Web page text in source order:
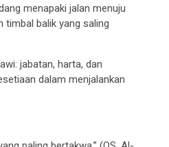
menapaki jalan menuju
timbal balik yang saling
jabatan, harta, dan
dalam menjalankan